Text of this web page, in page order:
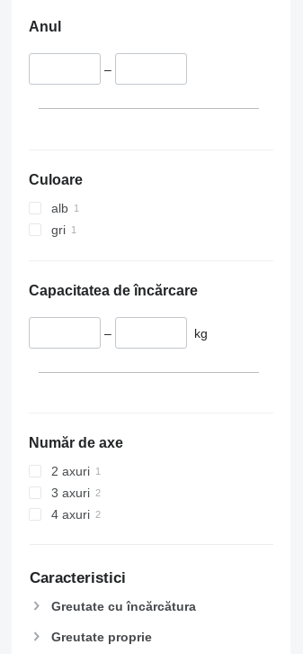
Anul
–
Culoare
alb
gri
Capacitatea de încărcare
– kg
Număr de axe
2 axuri
3 axuri
4 axuri
Caracteristici
Greutate cu încărcătura
Greutate proprie